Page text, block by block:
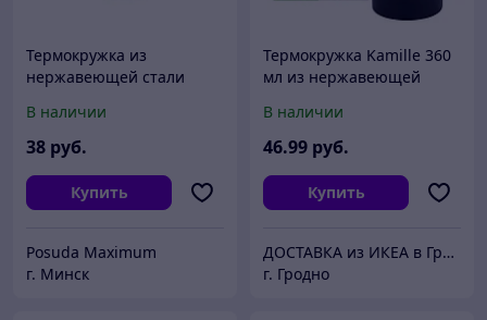
Термокружка из
нержавеющей стали
В наличии
38 руб.
Купить
Posuda Maximum
г. Минск
Термокружка Kamille 360
мл из нержавеющей
В наличии
46.99 руб.
Купить
ДОСТАВКА из ИКЕА в Гродно
г. Гродно